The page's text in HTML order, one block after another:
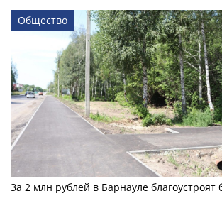
Общество
За 2 млн рублей в Барнауле